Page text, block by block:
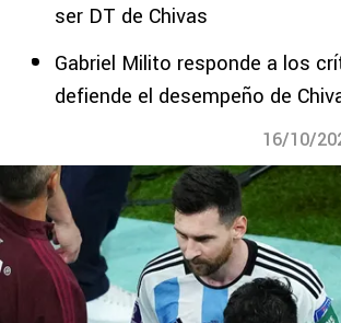
ser DT de Chivas
Gabriel Milito responde a los
defiende el desempeño de
16/10/